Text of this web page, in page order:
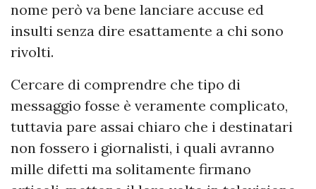
nome però va bene lanciare accuse ed
insulti senza dire esattamente a chi sono
rivolti.
Cercare di comprendre che tipo di
messaggio fosse è veramente complicato,
tuttavia pare assai chiaro che i destinatari
non fossero i giornalisti, i quali avranno
mille difetti ma solitamente firmano